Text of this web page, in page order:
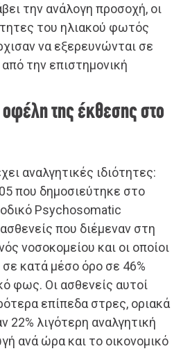
την ανάλογη προσοχή, οι
του ηλιακού φωτός
να εξερευνώνται σε
την επιστημονική
της έκθεσης στο
αναλγητικές ιδιότητες:
που δημοσιεύτηκε στο
Psychosomatic
που διέμεναν στη
νοσοκομείου και οι οποίοι
σε κατά μέσο όρο σε 46%
φως. Οι ασθενείς αυτοί
επίπεδα στρες, οριακά
22% λιγότερη αναλγητική
ανά ώρα και το οικονομικό